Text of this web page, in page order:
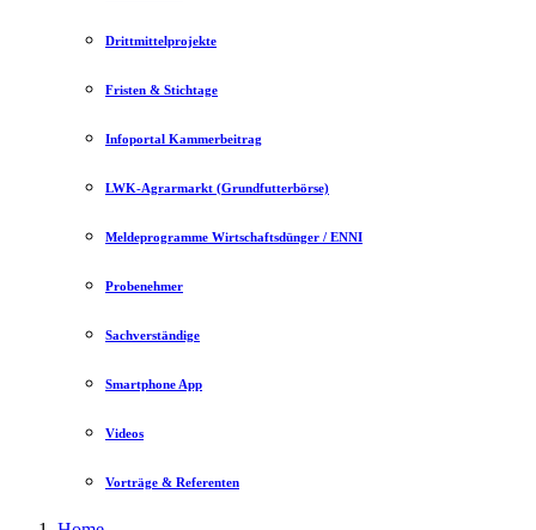
Drittmittelprojekte
Fristen & Stichtage
Infoportal Kammerbeitrag
LWK-Agrarmarkt (Grundfutterbörse)
Meldeprogramme Wirtschaftsdünger / ENNI
Probenehmer
Sachverständige
Smartphone App
Videos
Vorträge & Referenten